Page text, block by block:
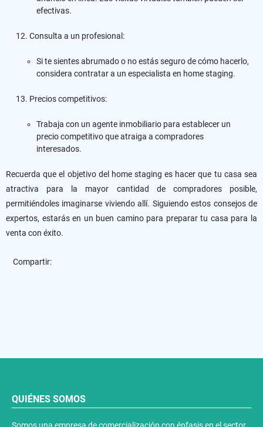
efectivas.
Consulta a un profesional:
Si te sientes abrumado o no estás seguro de cómo hacerlo,
considera contratar a un especialista en home staging.
Precios competitivos:
Trabaja con un agente inmobiliario para establecer un
precio competitivo que atraiga a compradores
interesados.
Recuerda que el objetivo del home staging es hacer que tu casa sea
atractiva para la mayor cantidad de compradores posible,
permitiéndoles imaginarse viviendo allí. Siguiendo estos consejos de
expertos, estarás en un buen camino para preparar tu casa para la
venta con éxito.
Compartir:
QUIÉNES SOMOS